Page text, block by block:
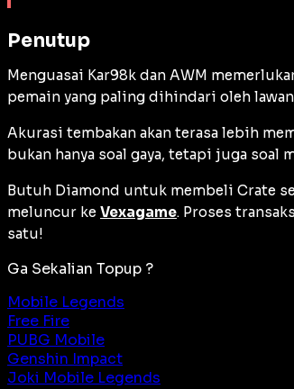
Penutup
Menguasai Kar98k dan AWM
pemain yang paling dihindari oleh
Akurasi tembakan akan terasa lebih
bukan hanya soal gaya, tetapi juga
Butuh Diamond untuk membeli Crate
meluncur ke Vexagame. Proses
satu!
Ga Sekalian Topup ?
Mobile Legends
Free Fire
PUBG Mobile
Genshin Impact
Joki Mobile Legends